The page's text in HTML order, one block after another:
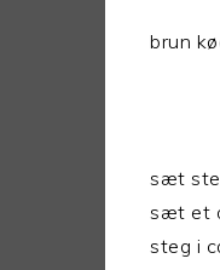
brun
sæt
sæt et
steg i